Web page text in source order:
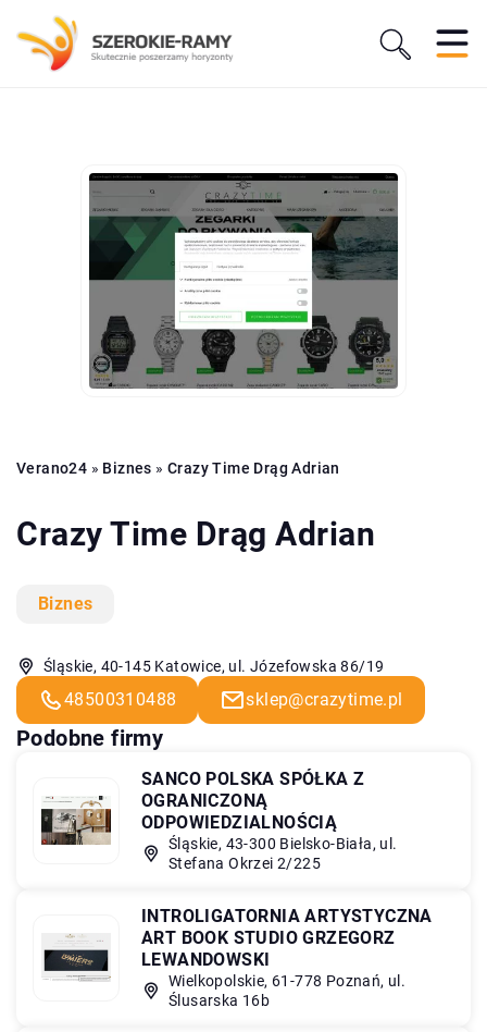
Verano24 » Biznes »Crazy Time Drąg Adrian
Crazy Time Drąg Adrian
Biznes
Śląskie, 40-145 Katowice, ul. Józefowska 86/19
48500310488 sklep@crazytime.pl
Podobne firmy
SANCO POLSKA SPÓŁKA Z
OGRANICZONĄ
ODPOWIEDZIALNOŚCIĄ
Śląskie, 43-300 Bielsko-Biała, ul.
Stefana Okrzei 2/225
INTROLIGATORNIA ARTYSTYCZNA
ART BOOK STUDIO GRZEGORZ
LEWANDOWSKI
Wielkopolskie, 61-778 Poznań, ul.
Ślusarska 16b